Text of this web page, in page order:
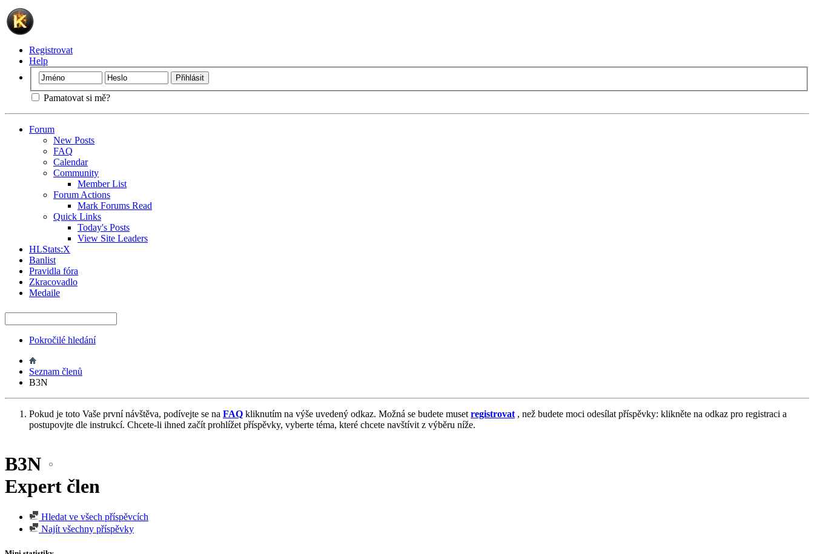
Registrovat
Help
Pamatovat si mě?
Forum
New Posts
FAQ
Calendar
Community
Member List
Forum Actions
Mark Forums Read
Quick Links
Today's Posts
View Site Leaders
HLStats:X
Banlist
Pravidla fóra
Zkracovadlo
Medaile
Pokročilé hledání
Seznam členů
B3N
Pokud je toto Vaše první návštěva, podívejte se na FAQ kliknutím na výše uvedený odkaz. Možná se budete muset registrovat , než budete moci odesílat příspěvky: klikněte na odkaz pro registraci a
postupovjte dle instrukcí. Chcete-li ihned začít prohlížet příspěvky, vyberte téma, které chcete navštívit z výběru níže.
B3N
Expert člen
Hledat ve všech příspěvcích
Najít všechny příspěvky